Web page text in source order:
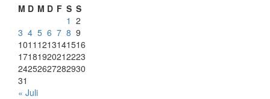
M D M D F S S
1 2
3 4 5 6 7 8 9
1011 1213141516
17181920212223
24252627282930
31
« Juli